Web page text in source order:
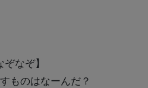
ぞなぞ】
ものはなーんだ？